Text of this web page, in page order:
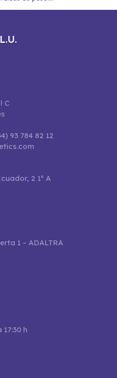
C
93 784 82 12
2 1º A
1 – ADALTRA
17:30 h